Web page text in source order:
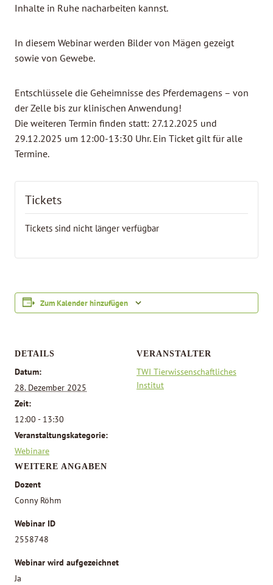
Inhalte in Ruhe nacharbeiten kannst.
In diesem Webinar werden Bilder von Mägen gezeigt
sowie von Gewebe.
Entschlüssele die Geheimnisse des Pferdemagens – von
der Zelle bis zur klinischen Anwendung!
Die weiteren Termin finden statt: 27.12.2025 und
29.12.2025 um 12:00-13:30 Uhr. Ein Ticket gilt für alle
Termine.
Tickets
Tickets sind nicht länger verfügbar
Zum Kalender hinzufügen
DETAILS
Datum:
28. Dezember 2025
Zeit:
12:00 - 13:30
Veranstaltungskategorie:
Webinare
VERANSTALTER
TWI Tierwissenschaftliches
Institut
WEITERE ANGABEN
Dozent
Conny Röhm
Webinar ID
2558748
Webinar wird aufgezeichnet
Ja